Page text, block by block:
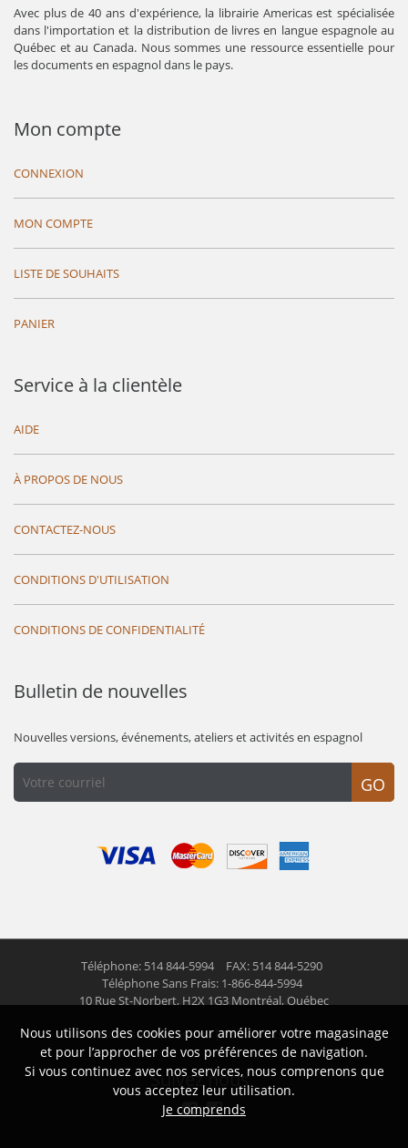
Avec plus de 40 ans d'expérience, la librairie Americas est spécialisée
dans l'importation et la distribution de livres en langue espagnole au
Québec et au Canada. Nous sommes une ressource essentielle pour
les documents en espagnol dans le pays.
Mon compte
CONNEXION
MON COMPTE
LISTE DE SOUHAITS
PANIER
Service à la clientèle
AIDE
À PROPOS DE NOUS
CONTACTEZ-NOUS
CONDITIONS D'UTILISATION
CONDITIONS DE CONFIDENTIALITÉ
Bulletin de nouvelles
Nouvelles versions, événements, ateliers et activités en espagnol
GO
Téléphone: 514 844-5994
FAX: 514 844-5290
Téléphone Sans Frais: 1-866-844-5994
10 Rue St-Norbert, H2X 1G3 Montréal, Québec
© 2026 Las Americas inc. Tous droits réservés
Suivez nous
Nous utilisons des cookies pour améliorer votre magasinage
et pour l’approcher de vos préférences de navigation.
Si vous continuez avec nos services, nous comprenons que
vous acceptez leur utilisation.
Je comprends